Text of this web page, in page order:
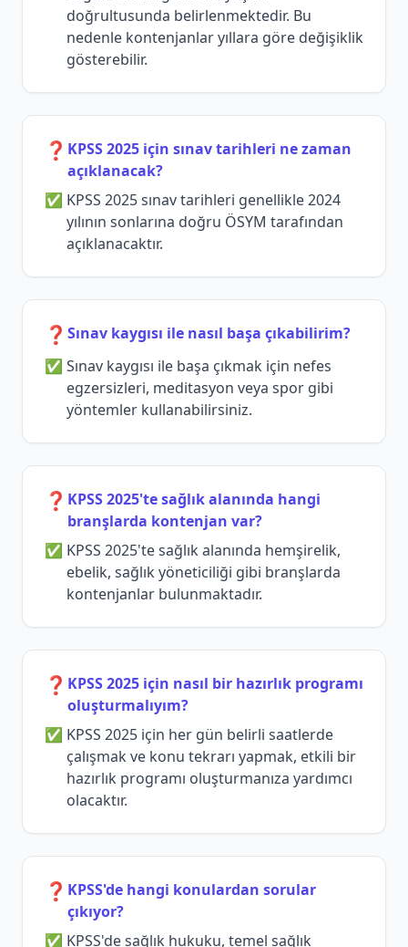
doğrultusunda belirlenmektedir. Bu
nedenle kontenjanlar yıllara göre değişiklik
gösterebilir.
❓ KPSS 2025 için sınav tarihleri ne zaman
açıklanacak?
KPSS 2025 sınav tarihleri genellikle 2024
yılının sonlarına doğru ÖSYM tarafından
açıklanacaktır.
❓ Sınav kaygısı ile nasıl başa çıkabilirim?
Sınav kaygısı ile başa çıkmak için nefes
egzersizleri, meditasyon veya spor gibi
yöntemler kullanabilirsiniz.
❓ KPSS 2025'te sağlık alanında hangi
branşlarda kontenjan var?
KPSS 2025'te sağlık alanında hemşirelik,
ebelik, sağlık yöneticiliği gibi branşlarda
kontenjanlar bulunmaktadır.
❓ KPSS 2025 için nasıl bir hazırlık programı
oluşturmalıyım?
KPSS 2025 için her gün belirli saatlerde
çalışmak ve konu tekrarı yapmak, etkili bir
hazırlık programı oluşturmanıza yardımcı
olacaktır.
❓ KPSS'de hangi konulardan sorular
çıkıyor?
KPSS'de sağlık hukuku, temel sağlık